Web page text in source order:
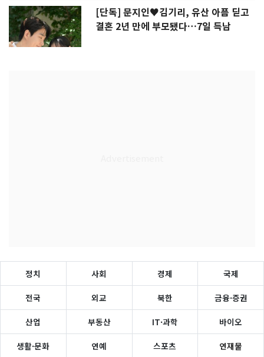
[단독] 문지인♥김기리, 유산 아픔 딛고
결혼 2년 만에 부모됐다…7일 득남
정치 사회 경제 국제
전국 외교 북한 금융·증권
산업 부동산 IT·과학 바이오
생활·문화 연예 스포츠 연재물